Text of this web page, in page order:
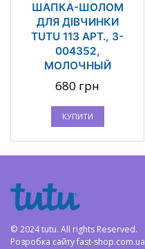
ШАПКА-ШОЛОМ
ДЛЯ ДІВЧИНКИ
TUTU 113 АРТ., 3-
004352,
МОЛОЧНЫЙ
680 грн
КУПИТИ
© 2024 tutu. All rights Reserved.
Розробка сайтуfast-shop.com.ua